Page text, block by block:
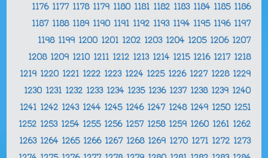
1176 1177 1178 1179 1180 1181 1182 1183 1184 1185 1186
1187 1188 1189 1190 1191 1192 1193 1194 1195 1196 1197
1198 1199 1200 1201 1202 1203 1204 1205 1206 1207
1208 1209 1210 1211 1212 1213 1214 1215 1216 1217 1218
1219 1220 1221 1222 1223 1224 1225 1226 1227 1228 1229
1230 1231 1232 1233 1234 1235 1236 1237 1238 1239 1240
1241 1242 1243 1244 1245 1246 1247 1248 1249 1250 1251
1252 1253 1254 1255 1256 1257 1258 1259 1260 1261 1262
1263 1264 1265 1266 1267 1268 1269 1270 1271 1272 1273